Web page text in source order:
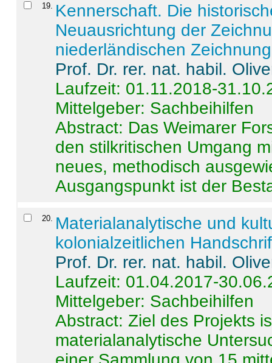
19
Kennerschaft. Die
Neuausrichtung der
niederländischen
Prof. Dr. rer. nat. habil.
Laufzeit: 01.11.2018-
Mittelgeber: Sachbeihilfen
Abstract: Das Weimarer
den stilkritischen Umgang
neues, methodisch
Ausgangspunkt ist der
20
Materialanalytische und
kolonialzeitlichen
Prof. Dr. rer. nat. habil.
Laufzeit: 01.04.2017-
Mittelgeber: Sachbeihilfen
Abstract:Ziel des Projekts
materialanalytische